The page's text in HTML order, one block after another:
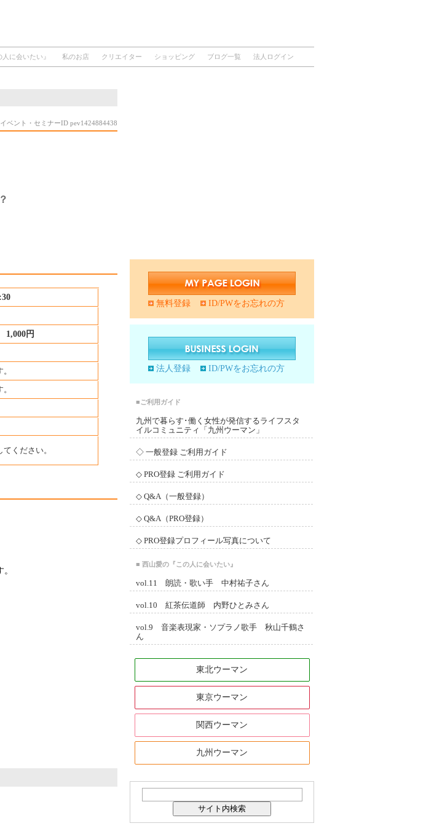
に会いたい』 私のお店 クリエイター ショッピング ブログ一覧 法人ログイン
イベント・セミナーID pev1424884438
1,000円
ください。
無料登録 ID/PWをお忘れの方
法人登録 ID/PWをお忘れの方
■ご利用ガイド
九州で暮らす･働く女性が発信するライフスタ
イルコミュニティ「九州ウーマン」
◇ 一般登録 ご利用ガイド
◇ PRO登録 ご利用ガイド
◇ Q&A（一般登録）
◇ Q&A（PRO登録）
◇ PRO登録プロフィール写真について
■ 西山愛の『この人に会いたい』
vol.11 朗読・歌い手 中村祐子さん
vol.10 紅茶伝道師 内野ひとみさん
vol.9 音楽表現家・ソプラノ歌手 秋山千鶴さ
ん
東北ウーマン
東京ウーマン
関西ウーマン
九州ウーマン